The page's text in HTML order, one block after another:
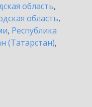
область,
область,
, Республика
(Татарстан),